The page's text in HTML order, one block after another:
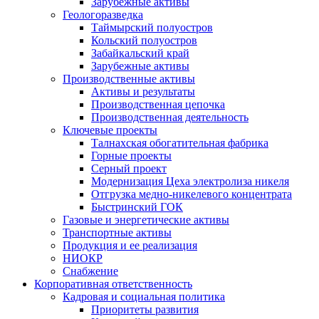
Геологоразведка
Таймырский полуостров
Кольский полуостров
Забайкальский край
Зарубежные активы
Производственные активы
Активы и результаты
Производственная цепочка
Производственная деятельность
Ключевые проекты
Талнахская обогатительная фабрика
Горные проекты
Серный проект
Модернизация Цеха электролиза никеля
Отгрузка медно-никелевого концентрата
Быстринский ГОК
Газовые и энергетические активы
Транспортные активы
Продукция и ее реализация
НИОКР
Снабжение
Корпоративная ответственность
Кадровая и социальная политика
Приоритеты развития